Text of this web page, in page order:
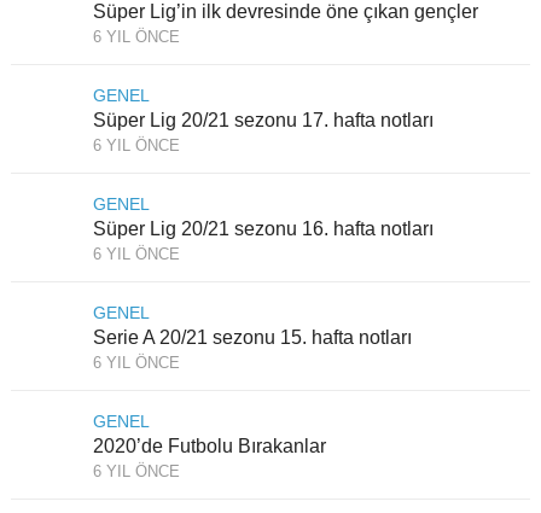
Süper Lig’in ilk devresinde öne çıkan gençler
6 YIL ÖNCE
GENEL
Süper Lig 20/21 sezonu 17. hafta notları
6 YIL ÖNCE
GENEL
Süper Lig 20/21 sezonu 16. hafta notları
6 YIL ÖNCE
GENEL
Serie A 20/21 sezonu 15. hafta notları
6 YIL ÖNCE
GENEL
2020’de Futbolu Bırakanlar
6 YIL ÖNCE